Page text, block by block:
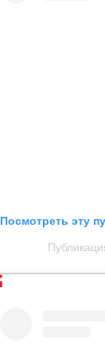
Посмотреть эту